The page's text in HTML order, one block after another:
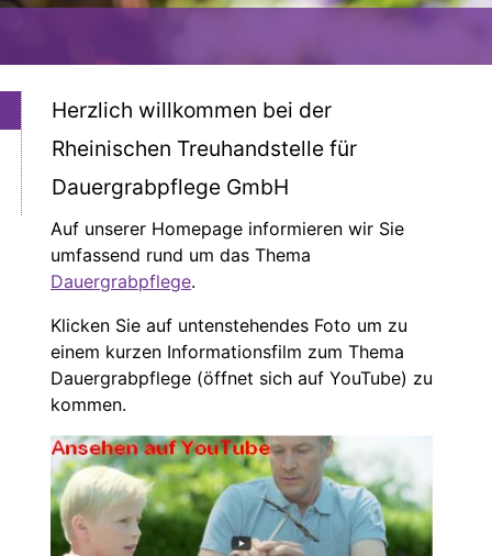
Herzlich willkommen bei der
Rheinischen Treuhandstelle für
Dauergrabpflege GmbH
Auf unserer Homepage informieren wir Sie
umfassend rund um das Thema
Dauergrabpflege.
Klicken Sie auf untenstehendes Foto um zu
einem kurzen Informationsfilm zum Thema
Dauergrabpflege (öffnet sich auf YouTube) zu
kommen.